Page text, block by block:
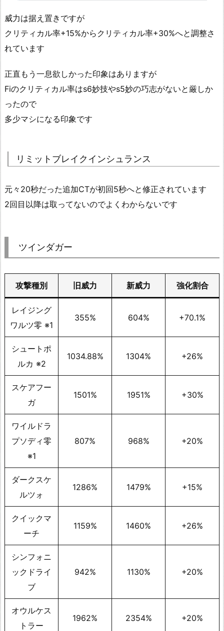
威力は据え置きですが
クリティカル率+15%からクリティカル率+30%へと調整さ
れています
正直もう一息欲しかった印象はありますが
Fiのクリティカル率はs6妙技やs5妙の巧志がないと厳しか
ったので
多少マシになる印象です
リミットブレイクインシュランス
元々20秒だった追加CTが初回5秒へと修正されています
2回目以降は取ってないのでよくわからないです
ツインダガー
攻撃種別 旧威力 新威力 強化割合
レイジング
ワルツ零 ※1
355% 604% +70.1%
シュートポ
ルカ ※2
1034.88% 1304% +26%
スケアフー
ガ
1501% 1951% +30%
ワイルドラ
プソディ零
※1
807% 968% +20%
ダークスケ
ルツォ
1286% 1479% +15%
クイックマ
ーチ
1159% 1460% +26%
シンフォニ
ックドライ
ブ
942% 1130% +20%
オウルケス
トラー
1962% 2354% +20%